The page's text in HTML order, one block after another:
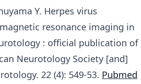
Y. Herpes virus
resonance imaging in
: official publication of
Neurotology Society [and]
22 (4): 549-53. Pubmed